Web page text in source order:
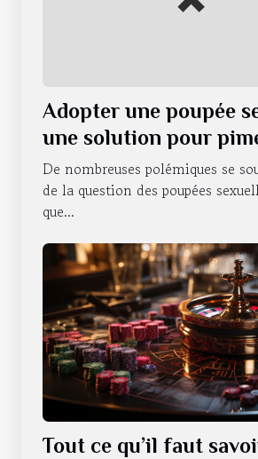
Adopter une poupée
une solution pour
vie sexuelle ?
De nombreuses polémiques se
de la question des poupées
que...
Tout ce qu’il faut